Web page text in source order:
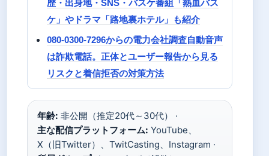
歴・出身地・SNS・バスケ番組「熱血バス
ケ」やドラマ「路地裏ホテル」も紹介
080-0300-7296からの電力会社調査自動音声
は詐欺電話。正体とユーザー報告から見る
リスクと着信拒否の対策方法
年齢: 非公開（推定20代～30代） ·
主な配信プラットフォーム: YouTube、
X（旧Twitter）、TwitCasting、Instagram ·